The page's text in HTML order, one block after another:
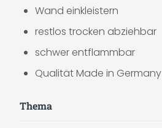
Wand einkleistern
restlos trocken abziehbar
schwer entflammbar
Qualität Made in Germany
Thema